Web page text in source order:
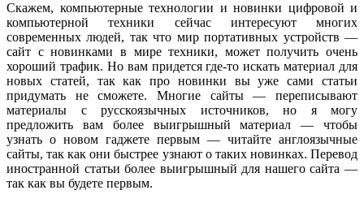
Скажем, компьютерные технологии и новинки цифровой и
компьютерной техники сейчас интересуют многих
современных людей, так что мир портативных устройств —
сайт с новинками в мире техники, может получить очень
хороший трафик. Но вам придется где-то искать материал для
новых статей, так как про новинки вы уже сами статьи
придумать не сможете. Многие сайты — переписывают
материалы с русскоязычных источников, но я могу
предложить вам более выигрышный материал — чтобы
узнать о новом гаджете первым — читайте англоязычные
сайты, так как они быстрее узнают о таких новинках. Перевод
иностранной статьи более выигрышный для нашего сайта —
так как вы будете первым.